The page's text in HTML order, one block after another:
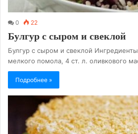
0 22
Булгур с сыром и свеклой
Булгур с сыром и свеклой
мелкого помола, 4 ст. л. оливкового
Подробнее »